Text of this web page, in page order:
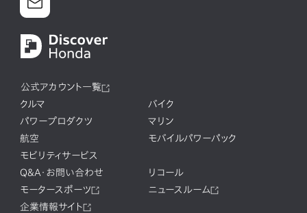
公式アカウント一覧
クルマ
バイク
パワープロダクツ
マリン
航空
モバイルパワーパック
モビリティサービス
Q&A・お問い合わせ
リコール
モータースポーツ
ニュースルーム
企業情報サイト